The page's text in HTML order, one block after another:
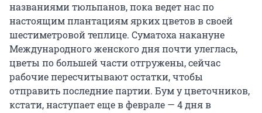
названиями тюльпанов, пока ведет нас по
настоящим плантациям ярких цветов в своей
шестиметровой теплице. Суматоха накануне
Международного женского дня почти улеглась,
цветы по большей части отгружены, сейчас
рабочие пересчитывают остатки, чтобы
отправить последние партии. Бум у цветочников,
кстати, наступает еще в феврале — 4 дня в